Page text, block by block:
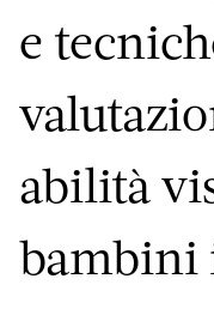
e
abilità
bambini